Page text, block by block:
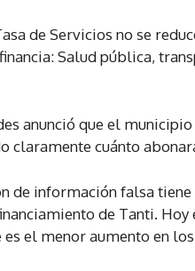
de Servicios no se
Salud pública,
anunció que el
claramente cuánto
de información falsa
de Tanti.
el menor aumento en